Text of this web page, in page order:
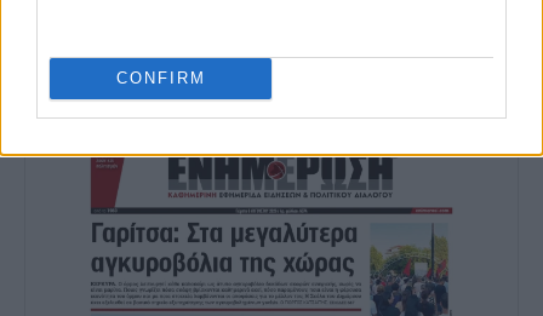
CONFIRM
Συνδρομητές στο e-paper